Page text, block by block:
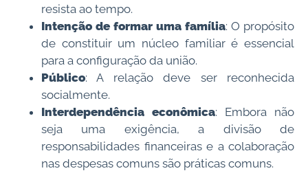
resista ao tempo.
Intenção de formar uma família: O propósito
de constituir um núcleo familiar é essencial
para a configuração da união.
Público: A relação deve ser reconhecida
socialmente.
Interdependência econômica: Embora não
seja uma exigência, a divisão de
responsabilidades financeiras e a colaboração
nas despesas comuns são práticas comuns.